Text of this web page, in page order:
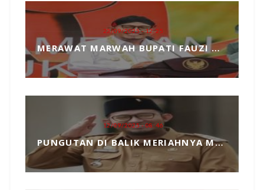
23/09/2025 - 12:25
MERAWAT MARWAH BUPATI FAUZI DARI TANGAN JAHIL PENYELENGGARA EVENT MCF 2025
12/09/2025 - 08:46
PUNGUTAN DI BALIK MERIAHNYA MADURA CULTURE FESTIVAL 2025 RP739 JUTA DAN PENGKHIANATAN TERHADAP BUPATI FAUZI